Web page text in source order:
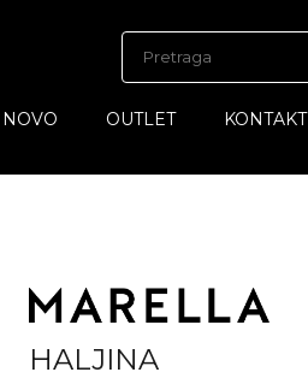
NOVO OUTLET KONTAKT
HALJINA